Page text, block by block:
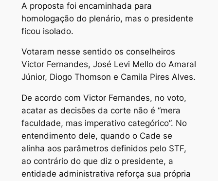
A proposta foi encaminhada para
homologação do plenário, mas o presidente
ficou isolado.
Votaram nesse sentido os conselheiros
Victor Fernandes, José Levi Mello do Amaral
Júnior, Diogo Thomson e Camila Pires Alves.
De acordo com Victor Fernandes, no voto,
acatar as decisões da corte não é “mera
faculdade, mas imperativo categórico”. No
entendimento dele, quando o Cade se
alinha aos parâmetros definidos pelo STF,
ao contrário do que diz o presidente, a
entidade administrativa reforça sua própria